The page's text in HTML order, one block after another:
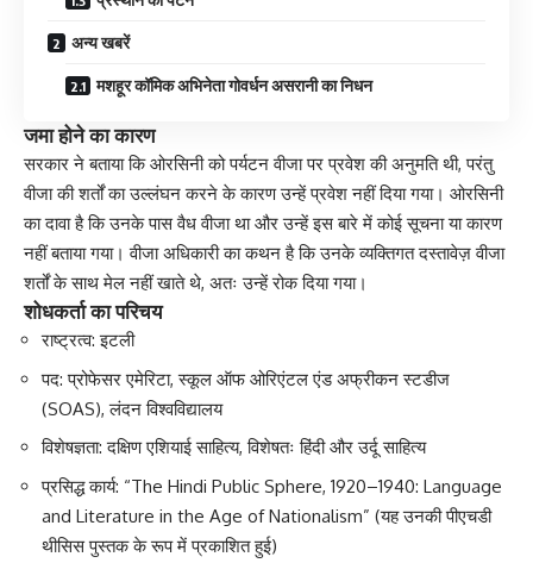
अन्य खबरें
मशहूर कॉमिक अभिनेता गोवर्धन असरानी का निधन
जमा होने का कारण
सरकार ने बताया कि ओरसिनी को पर्यटन वीजा पर प्रवेश की अनुमति थी, परंतु
वीजा की शर्तों का उल्लंघन करने के कारण उन्हें प्रवेश नहीं दिया गया। ओरसिनी
का दावा है कि उनके पास वैध वीजा था और उन्हें इस बारे में कोई सूचना या कारण
नहीं बताया गया। वीजा अधिकारी का कथन है कि उनके व्यक्तिगत दस्तावेज़ वीजा
शर्तों के साथ मेल नहीं खाते थे, अतः उन्हें रोक दिया गया।
शोधकर्ता का परिचय
राष्ट्रत्व: इटली
पद: प्रोफेसर एमेरिटा, स्कूल ऑफ ओरिएंटल एंड अफ्रीकन स्टडीज
(SOAS), लंदन विश्वविद्यालय
विशेषज्ञता: दक्षिण एशियाई साहित्य, विशेषतः हिंदी और उर्दू साहित्य
प्रसिद्ध कार्य: “The Hindi Public Sphere, 1920–1940: Language
and Literature in the Age of Nationalism” (यह उनकी पीएचडी
थीसिस पुस्तक के रूप में प्रकाशित हुई)